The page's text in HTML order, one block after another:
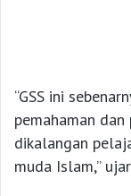
“GSS ini
pemahaman
dikalangan
muda Islam,”